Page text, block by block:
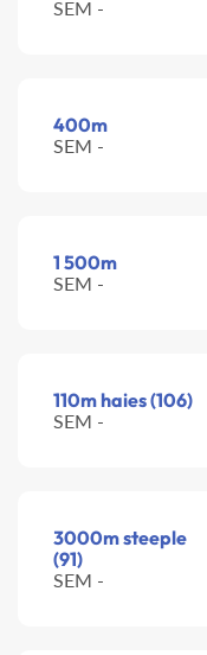
SEM -
400m
SEM -
1 500m
SEM -
110m haies (106)
SEM -
3000m steeple
(91)
SEM -